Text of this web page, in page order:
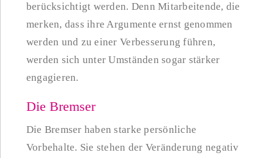
berücksichtigt werden. Denn Mitarbeitende, die
merken, dass ihre Argumente ernst genommen
werden und zu einer Verbesserung führen,
werden sich unter Umständen sogar stärker
engagieren.
Die Bremser
Die Bremser haben starke persön­liche
Vorbehalte. Sie stehen der Veränderung negativ